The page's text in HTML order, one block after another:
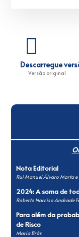
Descarregue
Versão original
Nota Editorial
Rui Manuel Álvaro Marta
2024: A soma de
Roberto Narciso Andrade
Para além da
de Risco
Maria Brás